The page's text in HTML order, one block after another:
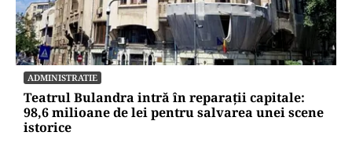
ADMINISTRATIE
Teatrul Bulandra intră în reparații capitale:
98,6 milioane de lei pentru salvarea unei scene
istorice